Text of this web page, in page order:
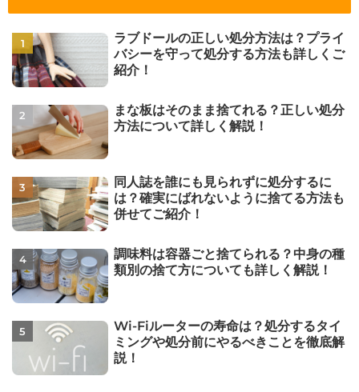
ラブドールの正しい処分方法は？プライ
バシーを守って処分する方法も詳しくご
紹介！
まな板はそのまま捨てれる？正しい処分
方法について詳しく解説！
同人誌を誰にも見られずに処分するに
は？確実にばれないように捨てる方法も
併せてご紹介！
調味料は容器ごと捨てられる？中身の種
類別の捨て方についても詳しく解説！
Wi-Fiルーターの寿命は？処分するタイ
ミングや処分前にやるべきことを徹底解
説！